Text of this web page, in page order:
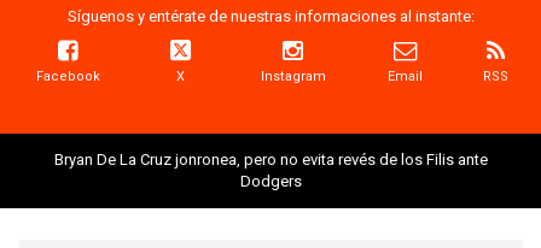
Síguenos y entérate de nuestras informaciones al instante:
Facebook X Instagram Email RSS
Bryan De La Cruz jonronea, pero no evita revés de los Filis ante
Dodgers